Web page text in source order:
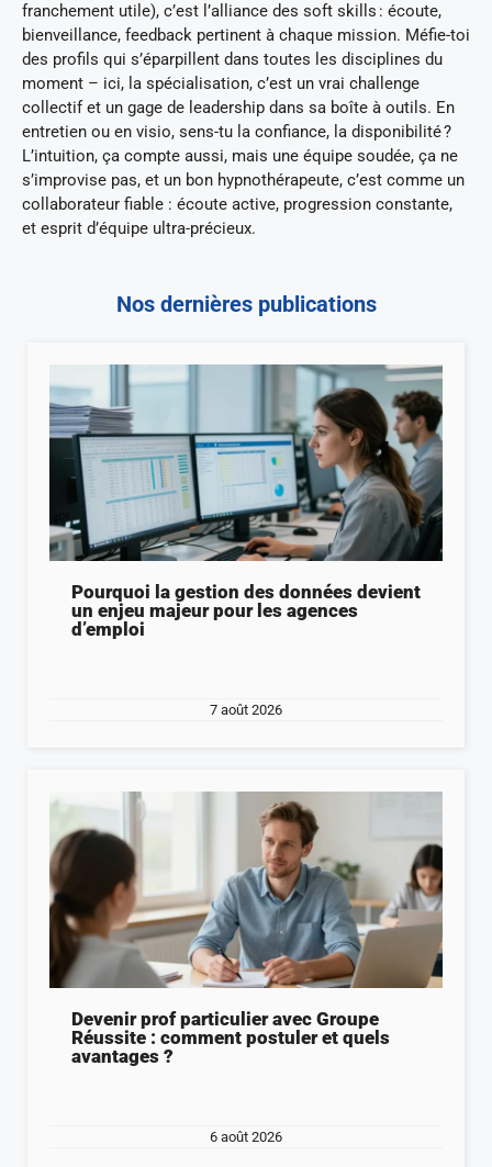
franchement utile), c’est l’alliance des soft skills : écoute,
bienveillance, feedback pertinent à chaque mission. Méfie-toi
des profils qui s’éparpillent dans toutes les disciplines du
moment – ici, la spécialisation, c’est un vrai challenge
collectif et un gage de leadership dans sa boîte à outils. En
entretien ou en visio, sens-tu la confiance, la disponibilité ?
L’intuition, ça compte aussi, mais une équipe soudée, ça ne
s’improvise pas, et un bon hypnothérapeute, c’est comme un
collaborateur fiable : écoute active, progression constante,
et esprit d’équipe ultra-précieux.
Nos dernières publications
Pourquoi la gestion des données devient
un enjeu majeur pour les agences
d’emploi
7 août 2026
Devenir prof particulier avec Groupe
Réussite : comment postuler et quels
avantages ?
6 août 2026